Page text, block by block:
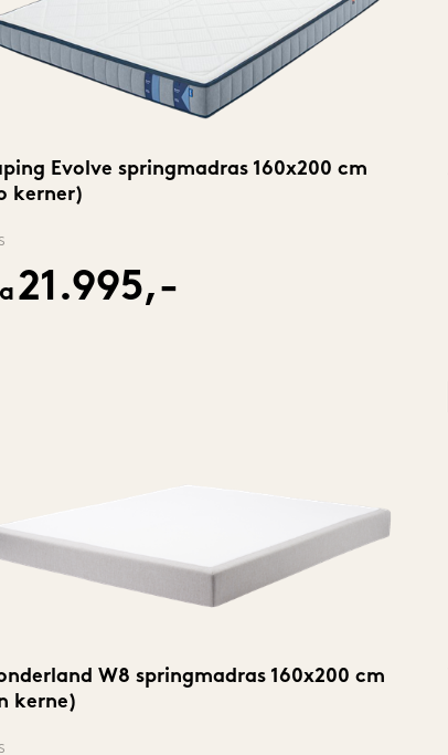
Evolve springmadras 160x200 cm
kerner)
21.995,-
W8 springmadras 160x200 cm
kerne)